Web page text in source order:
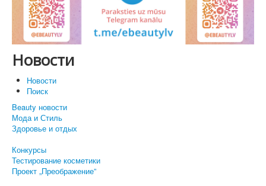
Новости
Новости
Поиск
Beauty новости
Мода и Стиль
Здоровье и отдых
Конкурсы
Тестирование косметики
Проект „Преображение”